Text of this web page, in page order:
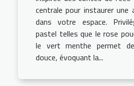
centrale pour instaurer une
dans votre espace.
pastel telles que le rose
le vert menthe permet
douce, évoquant la...